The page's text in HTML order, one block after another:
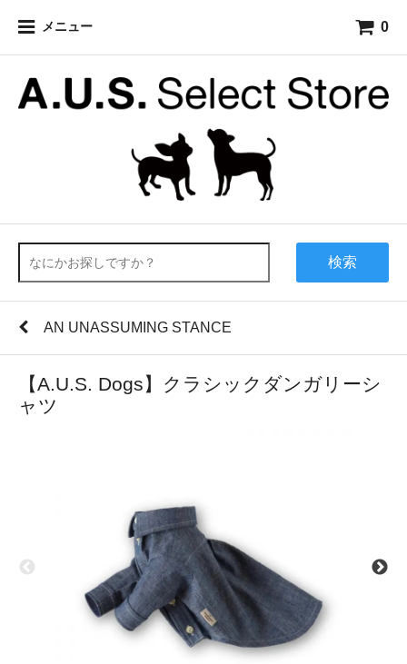
メニュー 0
検索
AN UNASSUMING STANCE
【A.U.S. Dogs】クラシックダンガリーシ
ャツ